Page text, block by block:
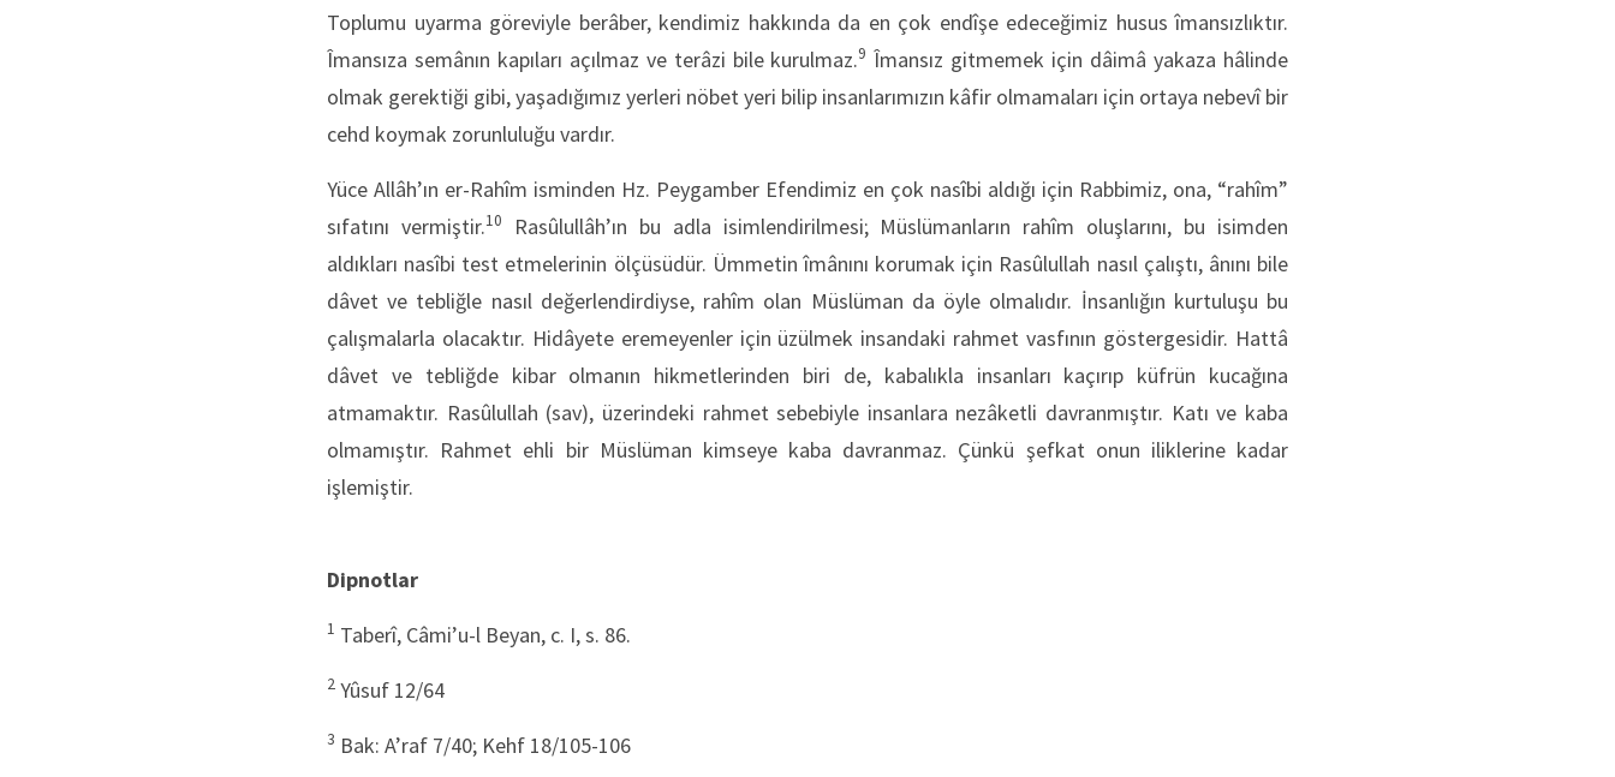
Toplumu uyarma göreviyle berâber, kendimiz hakkında da en çok endîşe edeceğimiz husus îmansızlıktır.
Îmansıza semânın kapıları açılmaz ve terâzi bile kurulmaz.9 Îmansız gitmemek için dâimâ yakaza hâlinde
olmak gerektiği gibi, yaşadığımız yerleri nöbet yeri bilip insanlarımızın kâfir olmamaları için ortaya nebevî bir
cehd koymak zorunluluğu vardır.
Yüce Allâh’ın er-Rahîm isminden Hz. Peygamber Efendimiz en çok nasîbi aldığı için Rabbimiz, ona, “rahîm”
sıfatını vermiştir.10
Rasûlullâh’ın bu adla isimlendirilmesi; Müslümanların rahîm oluşlarını, bu isimden
aldıkları nasîbi test etmelerinin ölçüsüdür. Ümmetin îmânını korumak için Rasûlullah nasıl çalıştı, ânını bile
dâvet ve tebliğle nasıl değerlendirdiyse, rahîm olan Müslüman da öyle olmalıdır. İnsanlığın kurtuluşu bu
çalışmalarla olacaktır. Hidâyete eremeyenler için üzülmek insandaki rahmet vasfının göstergesidir. Hattâ
dâvet ve tebliğde kibar olmanın hikmetlerinden biri de, kabalıkla insanları kaçırıp küfrün kucağına
atmamaktır. Rasûlullah (sav), üzerindeki rahmet sebebiyle insanlara nezâketli davranmıştır. Katı ve kaba
olmamıştır. Rahmet ehli bir Müslüman kimseye kaba davranmaz. Çünkü şefkat onun iliklerine kadar
işlemiştir.
Dipnotlar
1 Taberî, Câmi’u-l Beyan, c. I, s. 86.
2 Yûsuf 12/64
3 Bak: A’raf 7/40; Kehf 18/105-106